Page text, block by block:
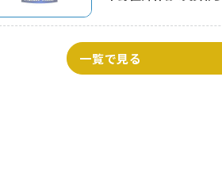
一覧で見る